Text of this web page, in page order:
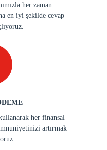
her zaman
en iyi şekilde cevap
her finansal
artırmak